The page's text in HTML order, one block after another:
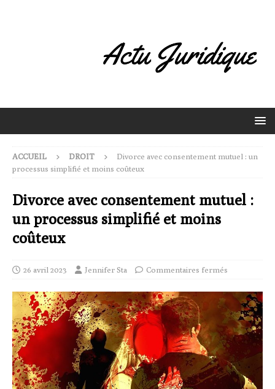
ACCUEIL DROIT
Divorce avec consentement mutuel : un
processus simplifié et moins coûteux
Divorce avec consentement mutuel :
un processus simplifié et moins
coûteux
26 avril 2023 Jennifer Sta Commentaires fermés